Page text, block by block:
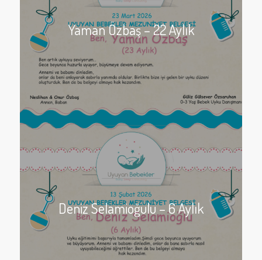
Yaman Özbaş – 22 Aylık
Deniz Selamioğulu – 6 Aylık